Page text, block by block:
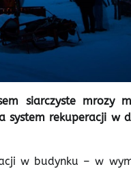
siarczyste mrozy
rekuperacji w
w budynku – w